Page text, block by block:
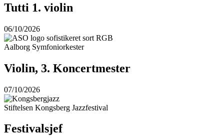
Tutti 1. violin
06/10/2026
Aalborg Symfoniorkester
Violin, 3. Koncertmester
07/10/2026
Stiftelsen Kongsberg Jazzfestival
Festivalsjef